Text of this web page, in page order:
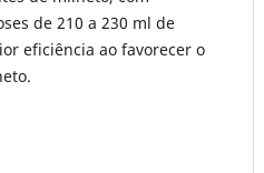
de 210 a 230 ml de
eficiência ao favorecer o